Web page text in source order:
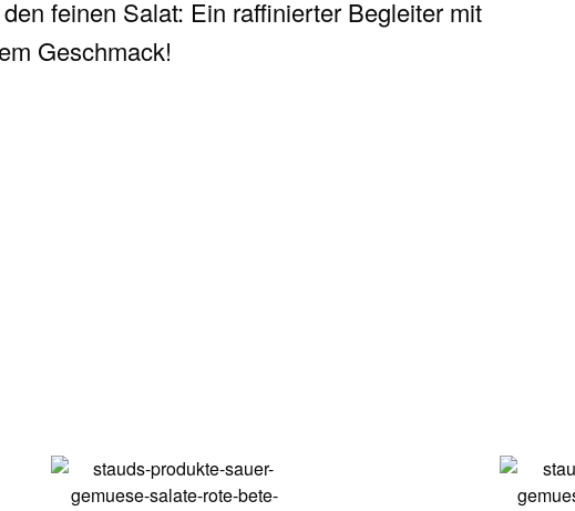
feinen Salat: Ein raffinierter Begleiter mit
Geschmack!